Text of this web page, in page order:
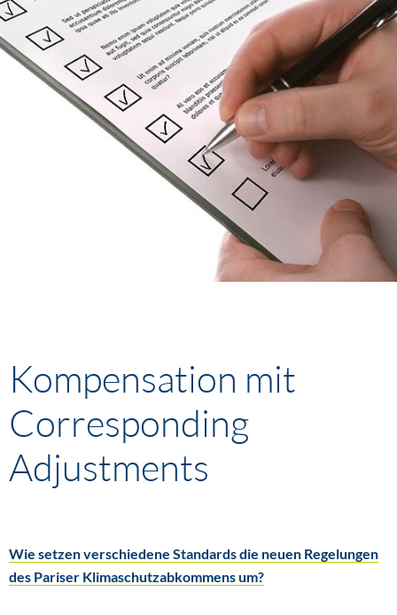
Kompensation mit
Corresponding
Adjustments
Wie setzen verschiedene Standards die neuen Regelungen
des Pariser Klimaschutzabkommens um?